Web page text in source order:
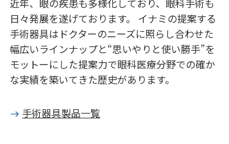
日々発展を遂げております。 イナミの提案する
手術器具はドクターのニーズに照らし合わせた
幅広いラインナップと“思いやりと使い勝手”を
モットーにした提案力で眼科医療分野での確か
な実績を築いてきた歴史があります。
手術器具製品一覧